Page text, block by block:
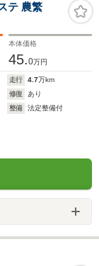
テ 農繁
本体価格
45.0万円
走行 4.7万km
修復
あり
整備
法定整備付